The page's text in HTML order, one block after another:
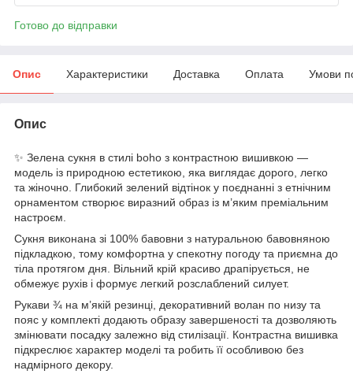
Готово до відправки
Опис Характеристики Доставка Оплата Умови
Опис
✨ Зелена сукня в стилі boho з контрастною вишивкою —
модель із природною естетикою, яка виглядає дорого, легко
та жіночно. Глибокий зелений відтінок у поєднанні з етнічним
орнаментом створює виразний образ із м’яким преміальним
настроєм.
Сукня виконана зі 100% бавовни з натуральною бавовняною
підкладкою, тому комфортна у спекотну погоду та приємна до
тіла протягом дня. Вільний крій красиво драпірується, не
обмежує рухів і формує легкий розслаблений силует.
Рукави ¾ на м’якій резинці, декоративний волан по низу та
пояс у комплекті додають образу завершеності та дозволяють
змінювати посадку залежно від стилізації. Контрастна вишивка
підкреслює характер моделі та робить її особливою без
надмірного декору.